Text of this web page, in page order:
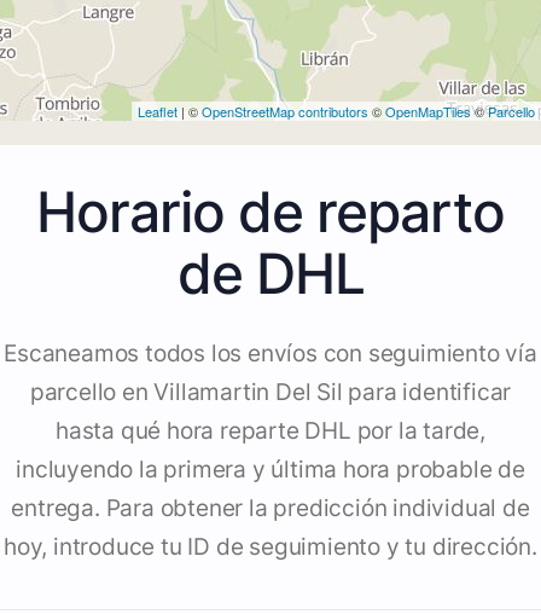
Leaflet | ©OpenStreetMap contributors ©OpenMapTiles©Parcello
Horario de reparto
de DHL
Escaneamos todos los envíos con seguimiento vía
parcello en Villamartin Del Sil para identificar
hasta qué hora reparte DHL por la tarde,
incluyendo la primera y última hora probable de
entrega. Para obtener la predicción individual de
hoy, introduce tu ID de seguimiento y tu dirección.